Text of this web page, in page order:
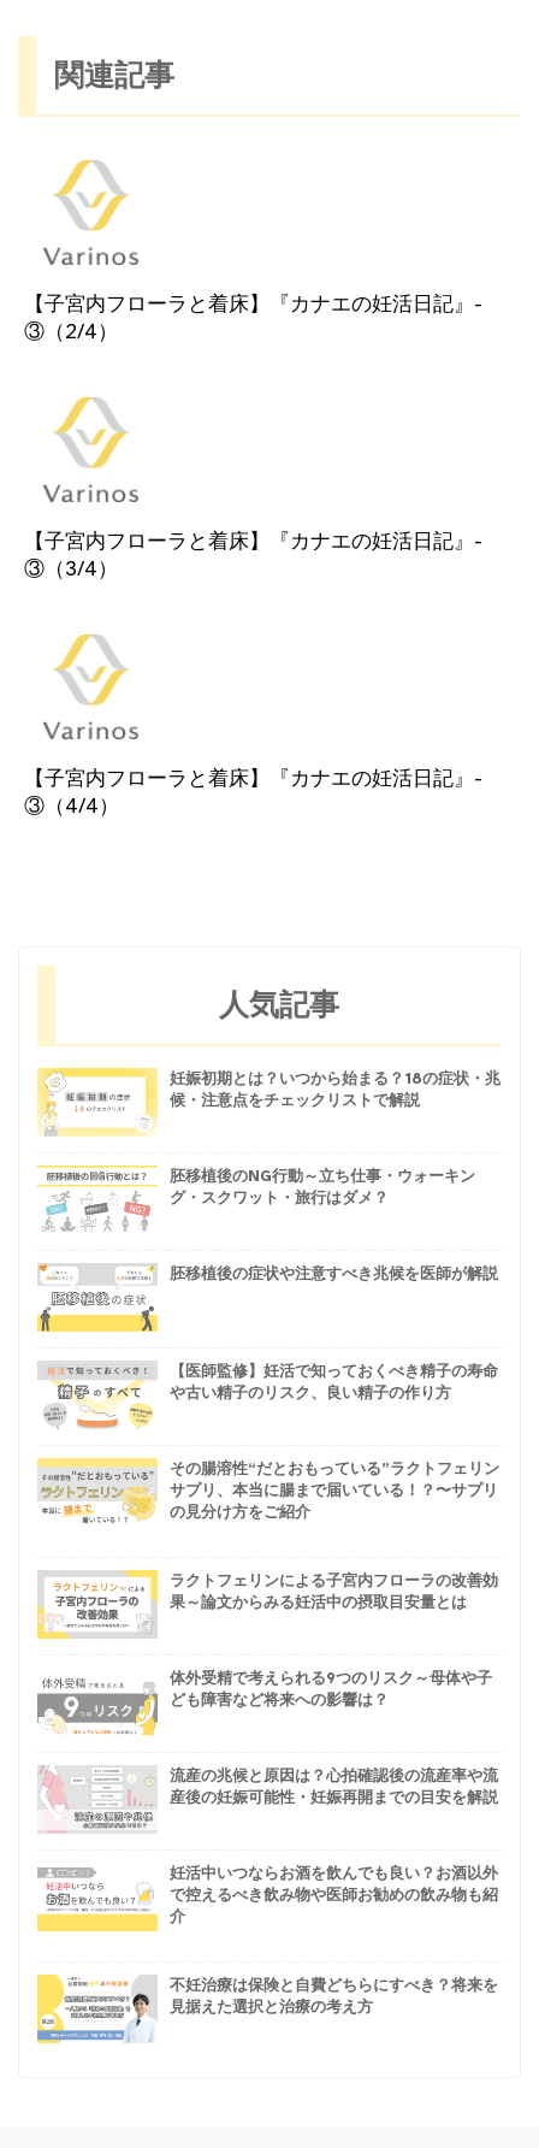
関連記事
【子宮内フローラと着床】『カナエの妊活日記』-
③（2/4）
【子宮内フローラと着床】『カナエの妊活日記』-
③（3/4）
【子宮内フローラと着床】『カナエの妊活日記』-
③（4/4）
人気記事
妊娠初期とは？いつから始まる？18の症状・兆
候・注意点をチェックリストで解説
胚移植後のNG行動～立ち仕事・ウォーキン
グ・スクワット・旅行はダメ？
胚移植後の症状や注意すべき兆候を医師が解説
【医師監修】妊活で知っておくべき精子の寿命
や古い精子のリスク、良い精子の作り方
その腸溶性“だとおもっている”ラクトフェリン
サプリ、本当に腸まで届いている！？〜サプリ
の見分け方をご紹介
ラクトフェリンによる子宮内フローラの改善効
果～論文からみる妊活中の摂取目安量とは
体外受精で考えられる9つのリスク～母体や子
ども障害など将来への影響は？
流産の兆候と原因は？心拍確認後の流産率や流
産後の妊娠可能性・妊娠再開までの目安を解説
妊活中いつならお酒を飲んでも良い？お酒以外
で控えるべき飲み物や医師お勧めの飲み物も紹
介
不妊治療は保険と自費どちらにすべき？将来を
見据えた選択と治療の考え方